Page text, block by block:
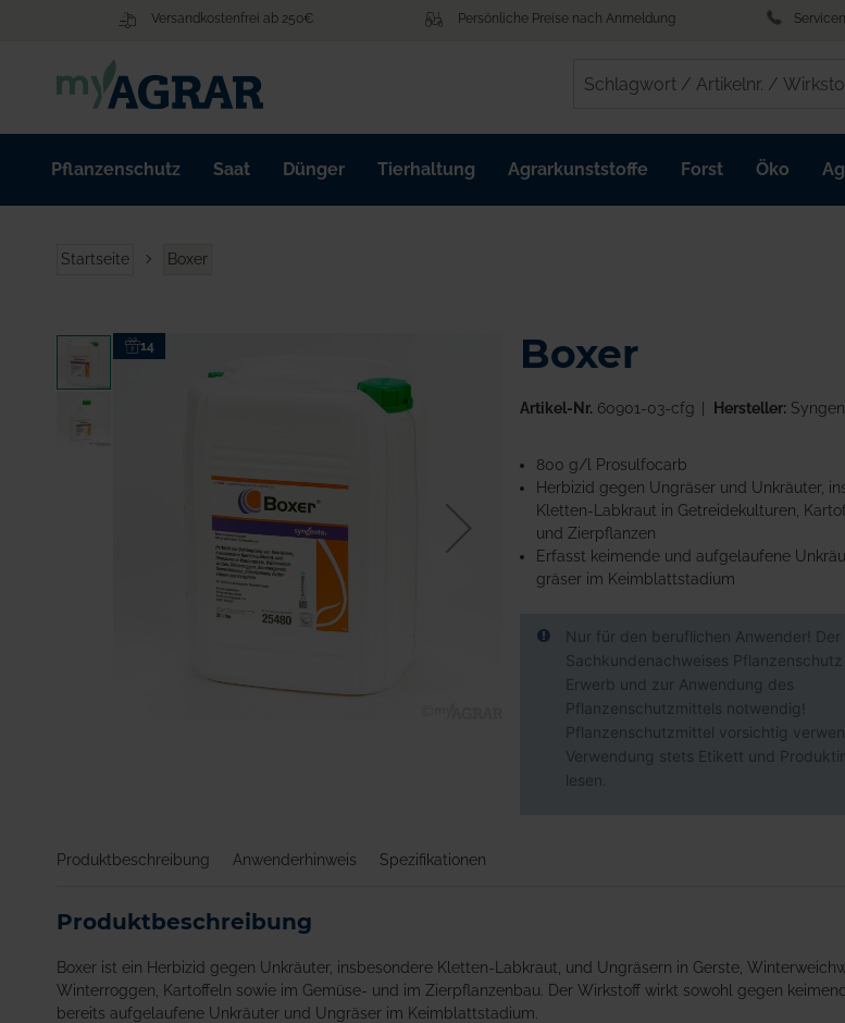
Versandkostenfrei ab 250€ Persönliche Preise nach Anmeldung
Pflanzenschutz Saat Dünger Tierhaltung Agrarkunststoffe Forst Öko
Startseite Boxer
Zum
Ende
der
Bildgalerie
springen
14 Boxer
Artikel-Nr. 60901-03-cfg Hersteller:
800 g/l Prosulfocarb
Herbizid gegen Ungräser und Unkräuter,
Kletten-Labkraut in Getreidekulturen,
und Zierpflanzen
Erfasst keimende und aufgelaufene
gräser im Keimblattstadium
Nur für den beruflichen Anwender! Der
Sachkundenachweises
Erwerb und zur Anwendung des
Pflanzenschutzmittels notwendig!
Pflanzenschutzmittel vorsichtig
Verwendung stets Etikett und
lesen.
Produktbeschreibung Anwenderhinweis Spezifikationen
Produktbeschreibung
Boxer ist ein Herbizid gegen Unkräuter, insbesondere Kletten-Labkraut, und Ungräsern in Gerste,
Winterroggen, Kartoffeln sowie im Gemüse- und im Zierpflanzenbau. Der Wirkstoff wirkt sowohl gegen
bereits aufgelaufene Unkräuter und Ungräser im Keimblattstadium.